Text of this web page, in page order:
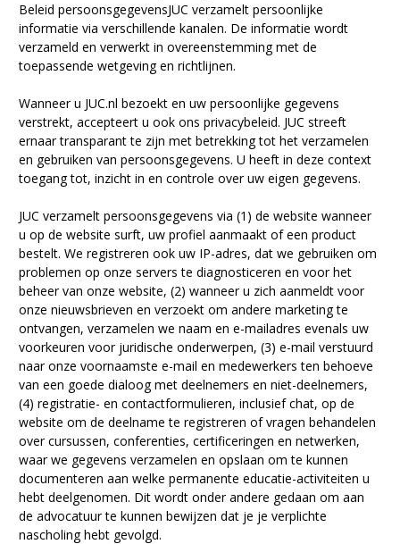
Beleid persoonsgegevensJUC verzamelt persoonlijke
informatie via verschillende kanalen. De informatie wordt
verzameld en verwerkt in overeenstemming met de
toepassende wetgeving en richtlijnen.
Wanneer u JUC.nl bezoekt en uw persoonlijke gegevens
verstrekt, accepteert u ook ons privacybeleid. JUC streeft
ernaar transparant te zijn met betrekking tot het verzamelen
en gebruiken van persoonsgegevens. U heeft in deze context
toegang tot, inzicht in en controle over uw eigen gegevens.
JUC verzamelt persoonsgegevens via (1) de website wanneer
u op de website surft, uw profiel aanmaakt of een product
bestelt. We registreren ook uw IP-adres, dat we gebruiken om
problemen op onze servers te diagnosticeren en voor het
beheer van onze website, (2) wanneer u zich aanmeldt voor
onze nieuwsbrieven en verzoekt om andere marketing te
ontvangen, verzamelen we naam en e-mailadres evenals uw
voorkeuren voor juridische onderwerpen, (3) e-mail verstuurd
naar onze voornaamste e-mail en medewerkers ten behoeve
van een goede dialoog met deelnemers en niet-deelnemers,
(4) registratie- en contactformulieren, inclusief chat, op de
website om de deelname te registreren of vragen behandelen
over cursussen, conferenties, certificeringen en netwerken,
waar we gegevens verzamelen en opslaan om te kunnen
documenteren aan welke permanente educatie-activiteiten u
hebt deelgenomen. Dit wordt onder andere gedaan om aan
de advocatuur te kunnen bewijzen dat je je verplichte
nascholing hebt gevolgd.